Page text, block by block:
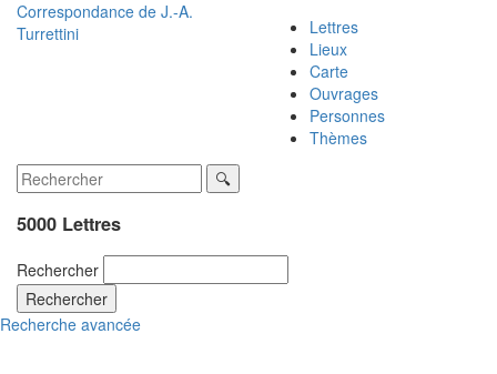
Correspondance de J.-A.
Turrettini
Lettres
Lieux
Carte
Ouvrages
Personnes
Thèmes
5000 Lettres
Rechercher
Rechercher
Recherche avancée